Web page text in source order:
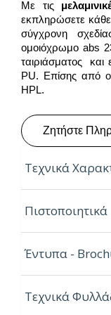
Με τις
εκπληρώσετε κάθε
σύγχρονη
ομοιόχρωμο abs
ταιριάσματος και
PU. Επίσης από
HPL.
Ζητήστε
Τεχνικά
Παραγόμενο
Παραγόμενο
Πάχος:
Πιστοποιητικά
Έντυπα -
Τεχνικά